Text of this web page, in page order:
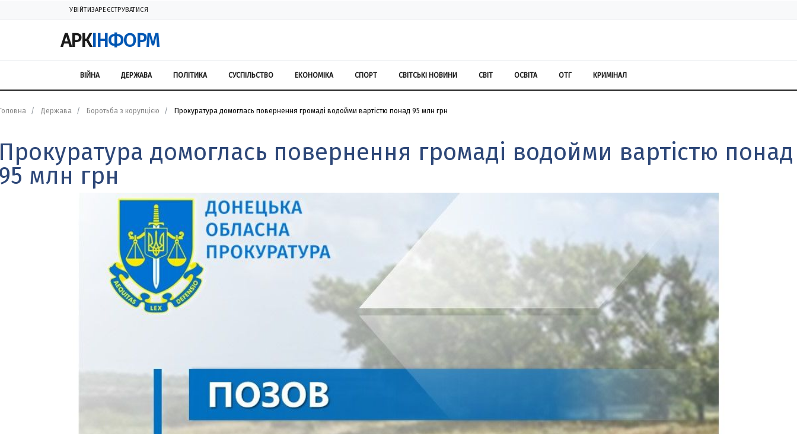
УВІЙТИЗАРЕЄСТРУВАТИСЯ
АРКІНФОРМ
ВІЙНА ДЕРЖАВА ПОЛІТИКА СУСПІЛЬСТВО ЕКОНОМІКА СПОРТ СВІТСЬКІ НОВИНИ СВІТ ОСВІТА ОТГ КРИМІНАЛ
Держава Боротьба з корупцією Прокуратура домоглась повернення громаді водойми вартістю понад 95 млн грн
домоглась повернення громаді водойми вартістю понад
млн грн